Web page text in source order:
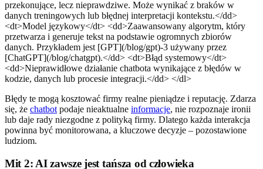
przekonujące, lecz nieprawdziwe. Może wynikać z braków w
danych treningowych lub błędnej interpretacji kontekstu.</dd>
<dt>Model językowy</dt> <dd>Zaawansowany algorytm, który
przetwarza i generuje tekst na podstawie ogromnych zbiorów
danych. Przykładem jest [GPT](/blog/gpt)-3 używany przez
[ChatGPT](/blog/chatgpt).</dd> <dt>Błąd systemowy</dt>
<dd>Nieprawidłowe działanie chatbota wynikające z błędów w
kodzie, danych lub procesie integracji.</dd> </dl>
Błędy te mogą kosztować firmy realne pieniądze i reputację. Zdarza
się, że chatbot podaje nieaktualne informacje, nie rozpoznaje ironii
lub daje rady niezgodne z polityką firmy. Dlatego każda interakcja
powinna być monitorowana, a kluczowe decyzje – pozostawione
ludziom.
Mit 2: AI zawsze jest tańsza od człowieka